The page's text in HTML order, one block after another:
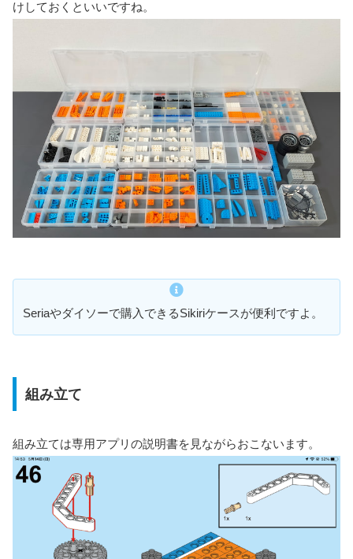
けしておくといいですね。
Seriaやダイソーで購入できるSikiriケースが便利ですよ。
組み立て
組み立ては専用アプリの説明書を見ながらおこないます。